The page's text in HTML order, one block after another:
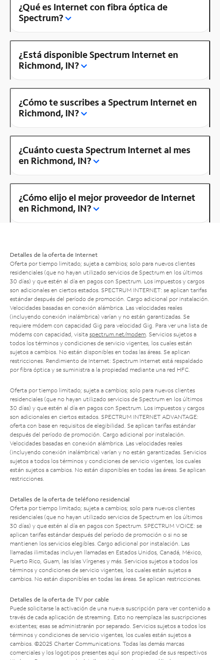
¿Qué es Internet con fibra óptica de
Spectrum?
¿Está disponible Spectrum Internet en
Richmond, IN?
¿Cómo te suscribes a Spectrum Internet en
Richmond, IN?
¿Cuánto cuesta Spectrum Internet al mes
en Richmond, IN?
¿Cómo elijo el mejor proveedor de Internet
en Richmond, IN?
Detalles de la oferta de Internet
Oferta por tiempo limitado; sujeta a cambios; solo para nuevos clientes
residenciales (que no hayan utilizado servicios de Spectrum en los últimos
30 días) y que estén al día en pagos con Spectrum. Los impuestos y cargos
son adicionales en ciertos estados. SPECTRUM INTERNET: se aplican tarifas
estándar después del período de promoción. Cargo adicional por instalación.
Velocidades basadas en conexión alámbrica. Las velocidades reales
(incluyendo conexión inalámbrica) varían y no están garantizadas. Se
requiere módem con capacidad Gig para velocidad Gig. Para ver una lista de
módems con capacidad, visita spectrum.net/modem . Servicios sujetos a
todos los términos y condiciones de servicio vigentes, los cuales están
sujetos a cambios. No están disponibles en todas las áreas. Se aplican
restricciones. Rendimiento de Internet: Spectrum Internet está respaldado
por fibra óptica y se suministra a la propiedad mediante una red HFC.
Oferta por tiempo limitado; sujeta a cambios; solo para nuevos clientes
residenciales (que no hayan utilizado servicios de Spectrum en los últimos
30 días) y que estén al día en pagos con Spectrum. Los impuestos y cargos
son adicionales en ciertos estados. SPECTRUM INTERNET ADVANTAGE:
oferta con base en requisitos de elegibilidad. Se aplican tarifas estándar
después del período de promoción. Cargo adicional por instalación.
Velocidades basadas en conexión alámbrica. Las velocidades reales
(incluyendo conexión inalámbrica) varían y no están garantizadas. Servicios
sujetos a todos los términos y condiciones de servicio vigentes, los cuales
están sujetos a cambios. No están disponibles en todas las áreas. Se aplican
restricciones.
Detalles de la oferta de teléfono residencial
Oferta por tiempo limitado; sujeta a cambios; solo para nuevos clientes
residenciales (que no hayan utilizado servicios de Spectrum en los últimos
30 días) y que estén al día en pagos con Spectrum. SPECTRUM VOICE: se
aplican tarifas estándar después del período de promoción o si no se
mantienen los servicios elegibles. Cargo adicional por instalación. Las
llamadas ilimitadas incluyen llamadas en Estados Unidos, Canadá, México,
Puerto Rico, Guam, las Islas Vírgenes y más. Servicios sujetos a todos los
términos y condiciones de servicio vigentes, los cuales están sujetos a
cambios. No están disponibles en todas las áreas. Se aplican restricciones.
Detalles de la oferta de TV por cable
Puede solicitarse la activación de una nueva suscripción para ver contenido a
través de cada aplicación de streaming. Esto no reemplaza las suscripciones
existentes; esas se administrarán por separado. Servicios sujetos a todos los
términos y condiciones de servicio vigentes, los cuales están sujetos a
cambios. ©2025 Charter Communications. Todas las demás marcas
comerciales y los logotipos presentes aquí son propiedad de sus respectivos